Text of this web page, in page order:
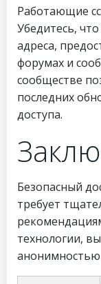
Работающие
Убедитесь,
адреса,
форумах и
сообществе
последних
доступа.
Безопасный
требует
технологии,
анонимностью